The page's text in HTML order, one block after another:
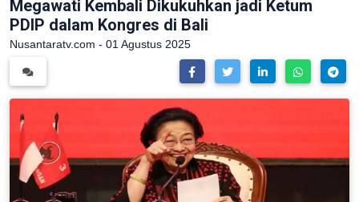
Megawati Kembali Dikukuhkan jadi Ketum
PDIP dalam Kongres di Bali
Nusantaratv.com - 01 Agustus 2025